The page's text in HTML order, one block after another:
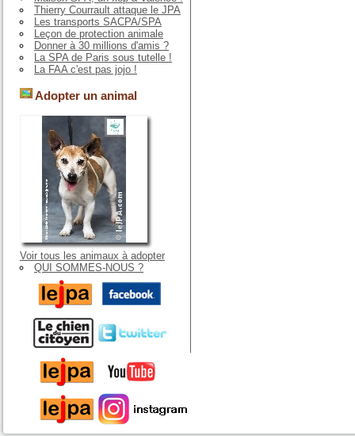
Thierry Courrault attaque le JPA
Les transports SACPA/SPA
Leçon de protection animale
Donner à 30 millions d'amis ?
La SPA de Paris sous tutelle !
La FAA c'est pas jojo !
Adopter un animal
Voir tous les animaux à adopter
QUI SOMMES-NOUS ?